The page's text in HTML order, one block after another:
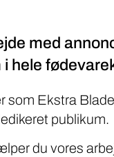
med
i hele
som Ekstra
publikum.
du vores